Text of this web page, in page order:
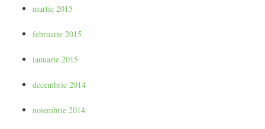
martie 2015
februarie 2015
ianuarie 2015
decembrie 2014
noiembrie 2014